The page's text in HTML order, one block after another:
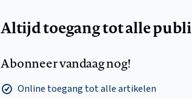
Altijd toegang tot alle
Abonneer vandaag nog!
Online toegang tot alle artikelen